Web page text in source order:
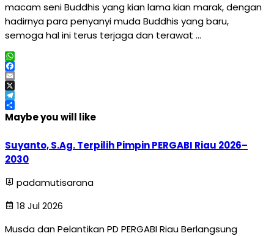
macam seni Buddhis yang kian lama kian marak, dengan
hadirnya para penyanyi muda Buddhis yang baru,
semoga hal ini terus terjaga dan terawat …
WhatsApp
Facebook
Email
X
Telegram
Share
Maybe you will like
Suyanto, S.Ag. Terpilih Pimpin PERGABI Riau 2026–
2030
padamutisarana
18 Jul 2026
Musda dan Pelantikan PD PERGABI Riau Berlangsung